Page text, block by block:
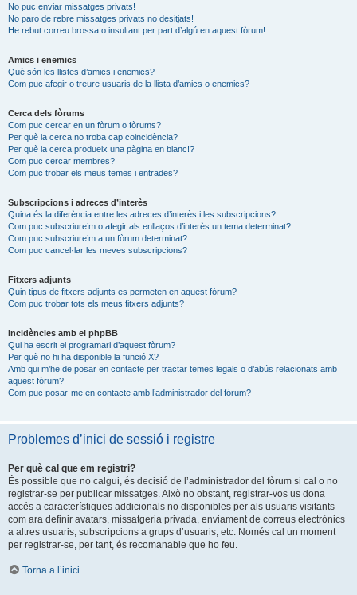
No puc enviar missatges privats!
No paro de rebre missatges privats no desitjats!
He rebut correu brossa o insultant per part d’algú en aquest fòrum!
Amics i enemics
Què són les llistes d’amics i enemics?
Com puc afegir o treure usuaris de la llista d’amics o enemics?
Cerca dels fòrums
Com puc cercar en un fòrum o fòrums?
Per què la cerca no troba cap coincidència?
Per què la cerca produeix una pàgina en blanc!?
Com puc cercar membres?
Com puc trobar els meus temes i entrades?
Subscripcions i adreces d’interès
Quina és la diferència entre les adreces d’interès i les subscripcions?
Com puc subscriure’m o afegir als enllaços d’interès un tema determinat?
Com puc subscriure’m a un fòrum determinat?
Com puc cancel·lar les meves subscripcions?
Fitxers adjunts
Quin tipus de fitxers adjunts es permeten en aquest fòrum?
Com puc trobar tots els meus fitxers adjunts?
Incidències amb el phpBB
Qui ha escrit el programari d’aquest fòrum?
Per què no hi ha disponible la funció X?
Amb qui m’he de posar en contacte per tractar temes legals o d’abús relacionats amb
aquest fòrum?
Com puc posar-me en contacte amb l’administrador del fòrum?
Problemes d’inici de sessió i registre
Per què cal que em registri?
És possible que no calgui, és decisió de l’administrador del fòrum si cal o no
registrar-se per publicar missatges. Això no obstant, registrar-vos us dona
accés a característiques addicionals no disponibles per als usuaris visitants
com ara definir avatars, missatgeria privada, enviament de correus electrònics
a altres usuaris, subscripcions a grups d’usuaris, etc. Només cal un moment
per registrar-se, per tant, és recomanable que ho feu.
Torna a l’inici